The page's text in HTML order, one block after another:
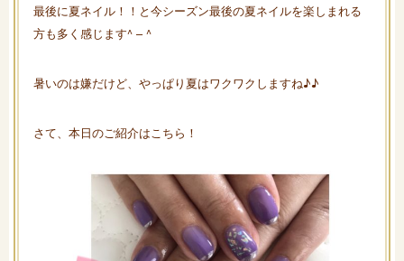
最後に夏ネイル！！と今シーズン最後の夏ネイルを楽しまれる
方も多く感じます^ – ^
暑いのは嫌だけど、やっぱり夏はワクワクしますね♪♪
さて、本日のご紹介はこちら！